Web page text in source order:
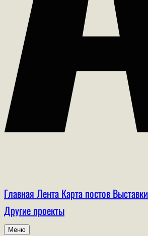
Главная Лента Карта постов Выставки
Другие проекты
Меню